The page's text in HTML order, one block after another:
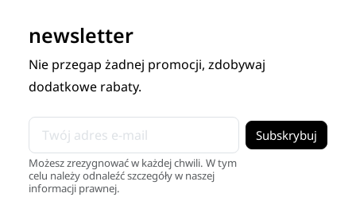
newsletter
Nie przegap żadnej promocji, zdobywaj
dodatkowe rabaty.
Możesz zrezygnować w każdej chwili. W tym
celu należy odnaleźć szczegóły w naszej
informacji prawnej.